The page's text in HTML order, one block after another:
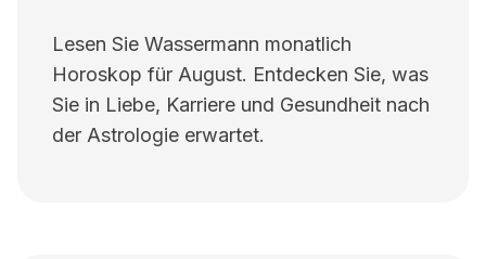
Lesen Sie Wassermann monatlich
Horoskop für August. Entdecken Sie, was
Sie in Liebe, Karriere und Gesundheit nach
der Astrologie erwartet.